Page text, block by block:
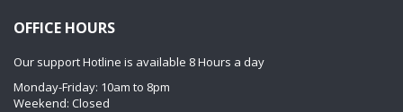
OFFICE HOURS
Our support Hotline is available 8 Hours a day
Monday-Friday: 10am to 8pm
Weekend: Closed